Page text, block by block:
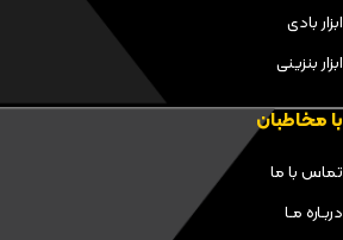
ابزار بادی
ابزار بنزینی
با مخاطبان
تماس با ما
دربـاره مـا